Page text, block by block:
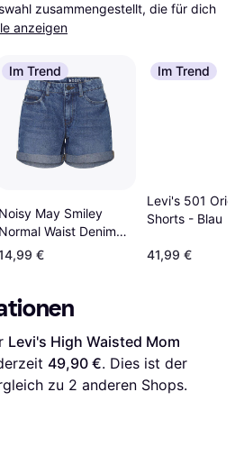
zusammengestellt, die für dich
anzeigen
Im Trend
Noisy May Smiley
Normal Waist Denim
- Medium Blue
Denim
€
Im Trend
Levi's 501
Shorts - Blau
41,99 €
Levi's High Waisted Mom
49,90 €. Dies ist der
zu 2 anderen Shops.